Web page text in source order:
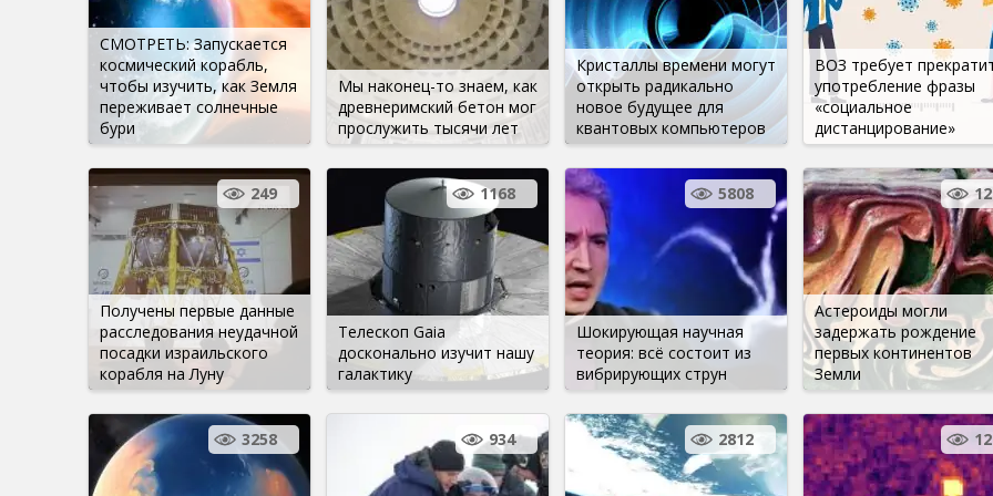
СМОТРЕТЬ: Запускается
космический корабль,
чтобы изучить, как Земля
переживает солнечные
бури
Мы наконец-то знаем, как
древнеримский бетон мог
прослужить тысячи лет
Кристаллы времени могут
открыть радикально
новое будущее для
квантовых компьютеров
ВОЗ требует
употребление фразы
«социальное
дистанцирование»
Получены первые данные
расследования неудачной
посадки израильского
корабля на Луну
249
Телескоп Gaia
досконально изучит нашу
галактику
1168
Шокирующая научная
теория: всё состоит из
вибрирующих струн
5808
Астероиды могли
задержать рождение
первых континентов
Земли
12
3258 934 2812 12